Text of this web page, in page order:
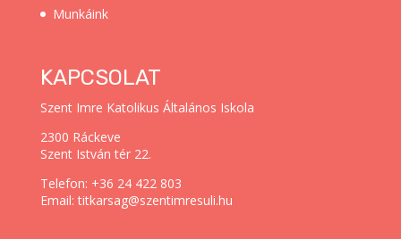
Munkáink
KAPCSOLAT
Szent Imre Katolikus Általános Iskola
2300 Ráckeve
Szent István tér 22.
Telefon: +36 24 422 803
Email: titkarsag@szentimresuli.hu